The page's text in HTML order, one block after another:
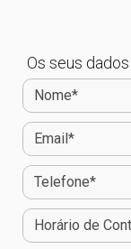
Os seus dados